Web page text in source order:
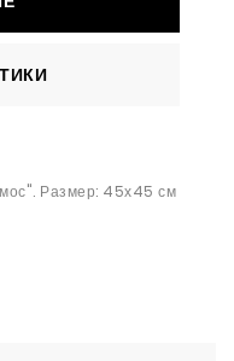
Размер: 45х45 см